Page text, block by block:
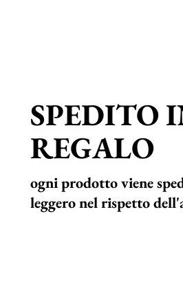
SPEDITO
REGALO
ogni prodotto viene
leggero nel rispetto